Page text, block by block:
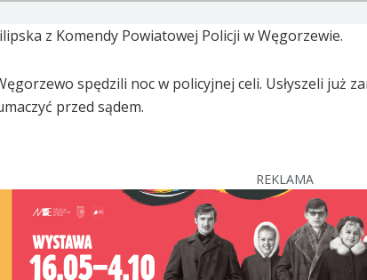
z Komendy Powiatowej Policji w Węgorzewie.
spędzili noc w policyjnej celi. Usłyszeli już
przed sądem.
REKLAMA